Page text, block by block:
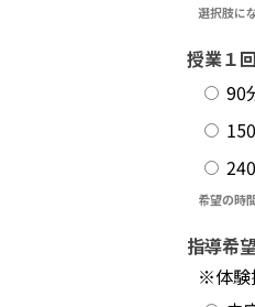
選択肢に
授業１
90
希望の時
指導希
※体験